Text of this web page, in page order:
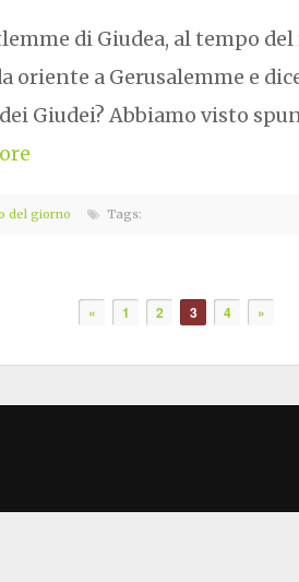
di Giudea, al tempo del
oriente a Gerusalemme e
Giudei? Abbiamo visto
del giorno Tags:
« 1 2 3 4 »